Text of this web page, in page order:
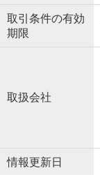
取引条件の有効
期限
取扱会社
情報更新日